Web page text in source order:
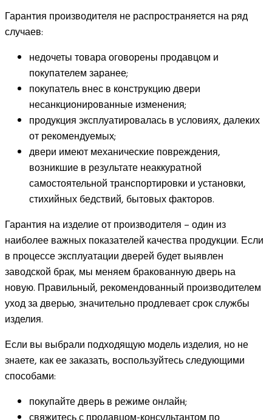
Гарантия производителя не распространяется на ряд
случаев:
недочеты товара оговорены продавцом и
покупателем заранее;
покупатель внес в конструкцию двери
несанкционированные изменения;
продукция эксплуатировалась в условиях, далеких
от рекомендуемых;
двери имеют механические повреждения,
возникшие в результате неаккуратной
самостоятельной транспортировки и установки,
стихийных бедствий, бытовых факторов.
Гарантия на изделие от производителя – один из
наиболее важных показателей качества продукции. Если
в процессе эксплуатации дверей будет выявлен
заводской брак, мы меняем бракованную дверь на
новую. Правильный, рекомендованный производителем
уход за дверью, значительно продлевает срок службы
изделия.
Если вы выбрали подходящую модель изделия, но не
знаете, как ее заказать, воспользуйтесь следующими
способами:
покупайте дверь в режиме онлайн;